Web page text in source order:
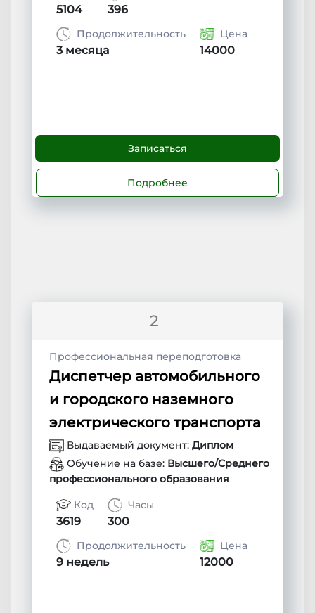
5104 396
Продолжительность
3 месяца
Цена
14000
Записаться
Подробнее
2
Профессиональная переподготовка
Диспетчер автомобильного
и городского наземного
электрического транспорта
Выдаваемый документ: Диплом
Обучение на базе: Высшего/Среднего
профессионального образования
Код
3619
Часы
300
Продолжительность
9 недель
Цена
12000